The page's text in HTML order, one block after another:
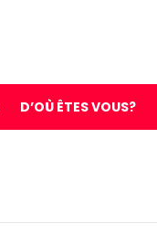
D’OÙ ÊTES VOUS?